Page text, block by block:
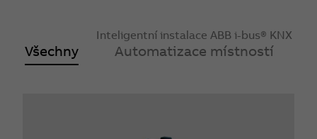
Všechny
Inteligentní instalace ABB i-bus® KNX
Automatizace místností